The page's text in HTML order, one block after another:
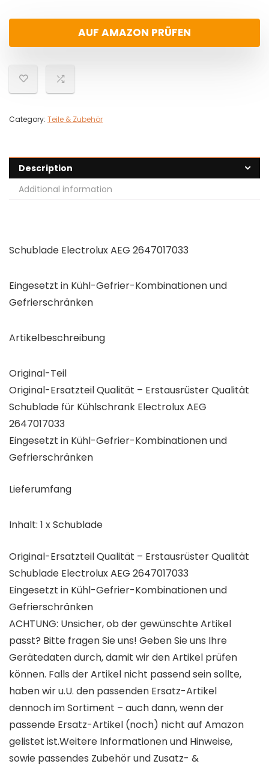
AUF AMAZON PRÜFEN
Category: Teile & Zubehör
Description
Additional information
Schublade Electrolux AEG 2647017033
Eingesetzt in Kühl-Gefrier-Kombinationen und
Gefrierschränken
Artikelbeschreibung
Original-Teil
Original-Ersatzteil Qualität – Erstausrüster Qualität
Schublade für Kühlschrank Electrolux AEG
2647017033
Eingesetzt in Kühl-Gefrier-Kombinationen und
Gefrierschränken
Lieferumfang
Inhalt: 1 x Schublade
Original-Ersatzteil Qualität – Erstausrüster Qualität
Schublade Electrolux AEG 2647017033
Eingesetzt in Kühl-Gefrier-Kombinationen und
Gefrierschränken
ACHTUNG: Unsicher, ob der gewünschte Artikel
passt? Bitte fragen Sie uns! Geben Sie uns Ihre
Gerätedaten durch, damit wir den Artikel prüfen
können. Falls der Artikel nicht passend sein sollte,
haben wir u.U. den passenden Ersatz-Artikel
dennoch im Sortiment – auch dann, wenn der
passende Ersatz-Artikel (noch) nicht auf Amazon
gelistet ist.Weitere Informationen und Hinweise,
sowie passendes Zubehör und Zusatz- &